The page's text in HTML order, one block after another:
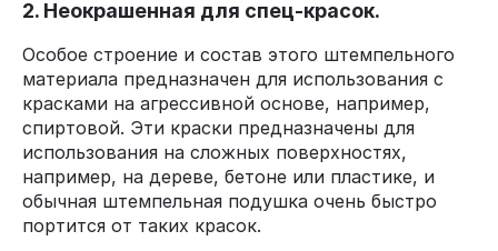
2. Неокрашенная для спец-красок.
Особое строение и состав этого штемпельного
материала предназначен для использования с
красками на агрессивной основе, например,
спиртовой. Эти краски предназначены для
использования на сложных поверхностях,
например, на дереве, бетоне или пластике, и
обычная штемпельная подушка очень быстро
портится от таких красок.